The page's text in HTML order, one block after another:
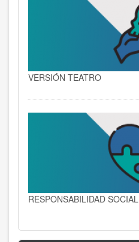
VERSIÓN TEATRO
RESPONSABILIDAD SOCIAL